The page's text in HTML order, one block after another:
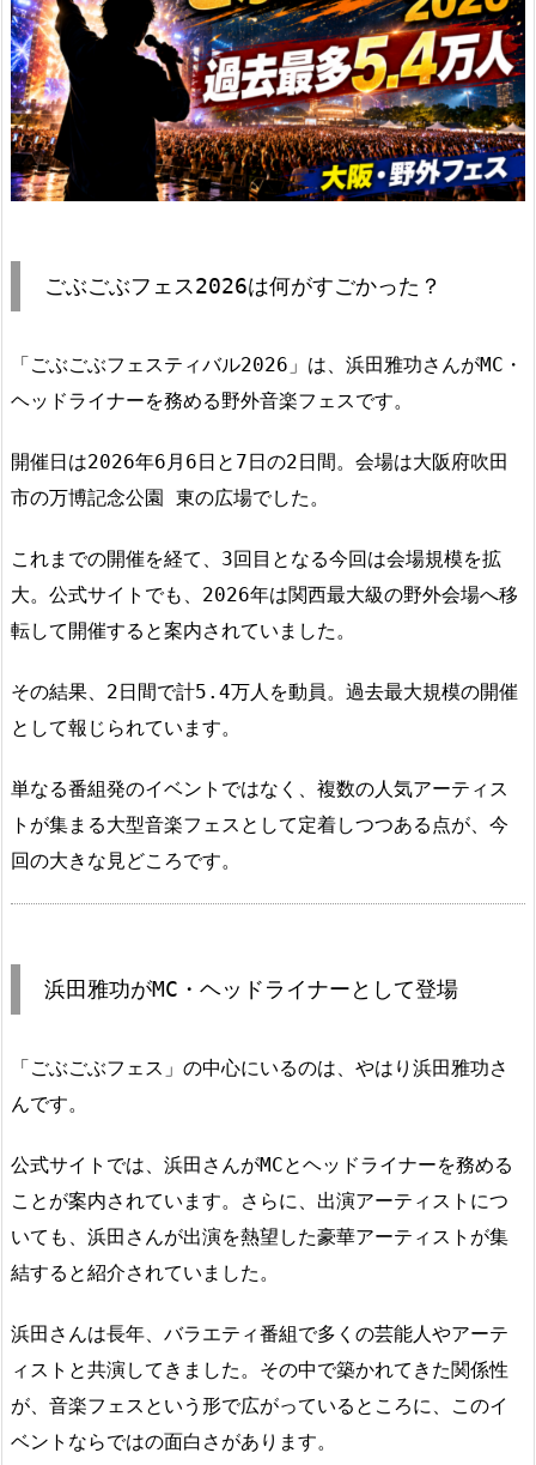
ごぶごぶフェス2026は何がすごかった？
「ごぶごぶフェスティバル2026」は、浜田雅功さんがMC・
ヘッドライナーを務める野外音楽フェスです。
開催日は2026年6月6日と7日の2日間。会場は大阪府吹田
市の万博記念公園 東の広場でした。
これまでの開催を経て、3回目となる今回は会場規模を拡
大。公式サイトでも、2026年は関西最大級の野外会場へ移
転して開催すると案内されていました。
その結果、2日間で計5.4万人を動員。過去最大規模の開催
として報じられています。
単なる番組発のイベントではなく、複数の人気アーティス
トが集まる大型音楽フェスとして定着しつつある点が、今
回の大きな見どころです。
浜田雅功がMC・ヘッドライナーとして登場
「ごぶごぶフェス」の中心にいるのは、やはり浜田雅功さ
んです。
公式サイトでは、浜田さんがMCとヘッドライナーを務める
ことが案内されています。さらに、出演アーティストにつ
いても、浜田さんが出演を熱望した豪華アーティストが集
結すると紹介されていました。
浜田さんは長年、バラエティ番組で多くの芸能人やアーテ
ィストと共演してきました。その中で築かれてきた関係性
が、音楽フェスという形で広がっているところに、このイ
ベントならではの面白さがあります。